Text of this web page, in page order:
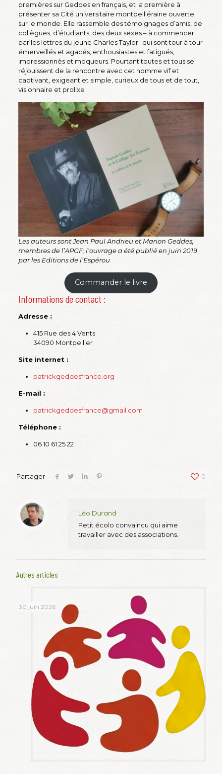
premières sur Geddes en français, et la première à
présenter sa Cité universitaire montpelliéraine ouverte
sur le monde. Elle rassemble des témoignages d’amis, de
collègues, d’étudiants, des deux sexes – à commencer
par les lettres du jeune Charles Taylor- qui sont tour à tour
émerveillés et agacés, enthousiastes et fatigués,
impressionnés et moqueurs. Pourtant toutes et tous se
réjouissent de la rencontre avec cet homme vif et
captivant, exigeant et simple, curieux de tous et de tout,
visionnaire et prolixe
Les auteurs sont Jean Paul Andrieu et Marion Geddes,
membres de l’APGF; l’ouvrage a été publié en juin 2019
par les Editions de l’Espérou
Commander le livre
Informations de contact :
Adresse :
415 Rue des 4 Vents
34090 Montpellier
Site internet :
patrickgeddesfrance.org
E-mail :
patrickgeddesfrance@gmail.com
Téléphone :
06 10 61 25 22
Partager 0
Léo Durand
Petit écolo convaincu qui aime
travailler avec des associations.
Autres articles
30 juin 2026